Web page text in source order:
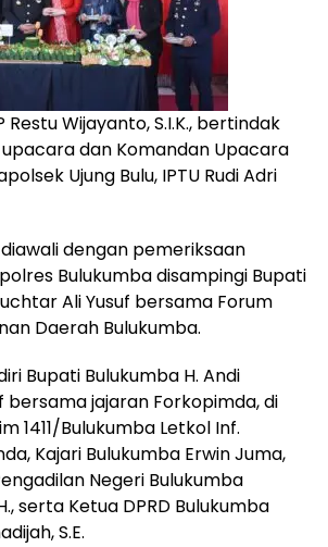
Restu Wijayanto, S.I.K., bertindak
dan Komandan Upacara
Ujung Bulu, IPTU Rudi Adri
dengan pemeriksaan
Bulukumba disampingi Bupati
Ali Yusuf bersama Forum
Daerah Bulukumba.
Bupati Bulukumba H. Andi
bersama jajaran Forkopimda, di
1411/Bulukumba Letkol Inf.
Kajari Bulukumba Erwin Juma,
Negeri Bulukumba
serta Ketua DPRD Bulukumba
S.E.